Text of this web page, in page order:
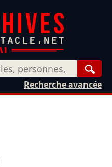
Recherche avancée